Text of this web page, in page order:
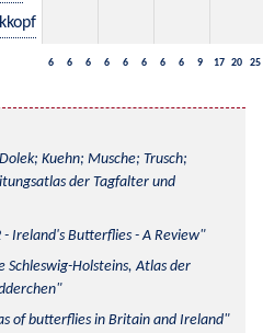
6 6 6 6 6 6 6 6 9 17 20 25
Kuehn; Musche; Trusch;
der Tagfalter und
Ireland's Butterflies - A Review
Schleswig-Holsteins, Atlas der
of butterflies in Britain and Ireland